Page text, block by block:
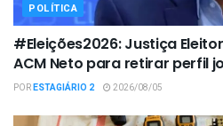
POLÍTICA
#Eleições2026: Justiça
ACM Neto para retirar perfil
PORESTAGIÁRIO 2 2026/08/05